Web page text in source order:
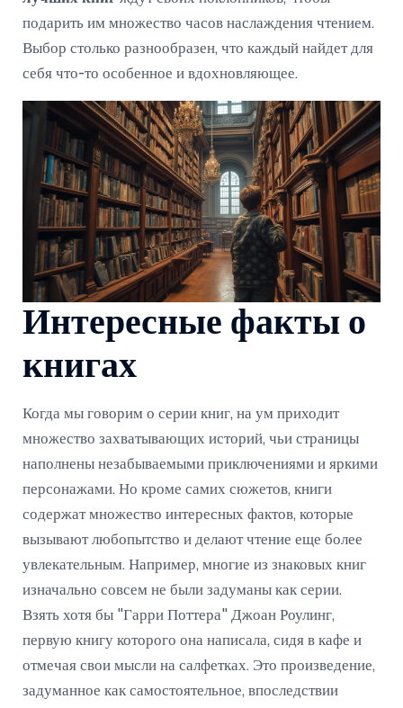
подарить им множество часов наслаждения чтением.
Выбор столько разнообразен, что каждый найдет для
себя что-то особенное и вдохновляющее.
Интересные факты о
книгах
Когда мы говорим о серии книг, на ум приходит
множество захватывающих историй, чьи страницы
наполнены незабываемыми приключениями и яркими
персонажами. Но кроме самих сюжетов, книги
содержат множество интересных фактов, которые
вызывают любопытство и делают чтение еще более
увлекательным. Например, многие из знаковых книг
изначально совсем не были задуманы как серии.
Взять хотя бы "Гарри Поттера" Джоан Роулинг,
первую книгу которого она написала, сидя в кафе и
отмечая свои мысли на салфетках. Это произведение,
задуманное как самостоятельное, впоследствии